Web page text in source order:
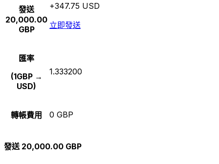
發送
20,000.00
GBP
+347.75 USD
立即發送
匯率
(1GBP →
USD)
1.333200
轉帳費用 0 GBP
發送 20,000.00 GBP